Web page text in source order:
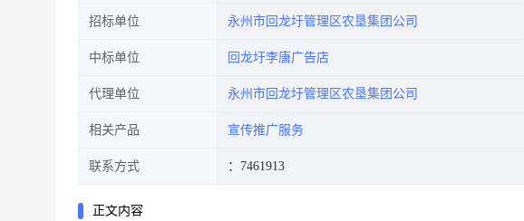
招标单位 永州市回龙圩管理区农垦集团公司
中标单位 回龙圩李唐广告店
代理单位 永州市回龙圩管理区农垦集团公司
相关产品 宣传推广服务
联系方式 ：7461913
正文内容